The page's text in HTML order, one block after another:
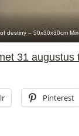
destiny – 50x30x30cm
31
Pinterest